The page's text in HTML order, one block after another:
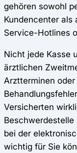
gehören sowohl
Kundencenter als
Service-Hotlines
Nicht jede Kasse
ärztlichen
Arztterminen
Versicherten
bei der
wichtig für Sie